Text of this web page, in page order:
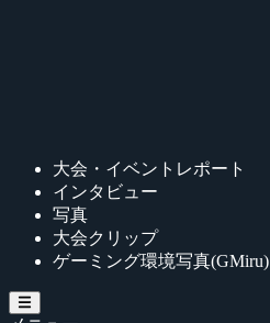
大会・イベントレポート
インタビュー
写真
大会クリップ
ゲーミング環境写真(GMiru)